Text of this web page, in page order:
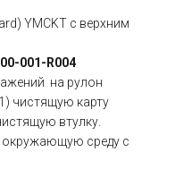
YMCKT с верхним
001-R004
на рулон
чистящую карту
втулку.
окружающую среду с